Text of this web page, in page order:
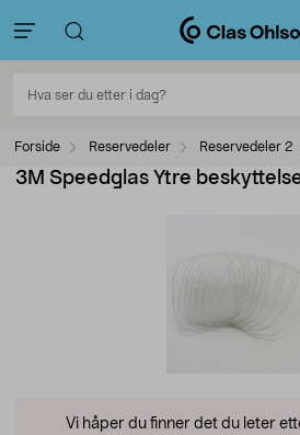
Forside Reservedeler Reservedeler 2
3M Speedglas Ytre
Vi håper du finner det du leter